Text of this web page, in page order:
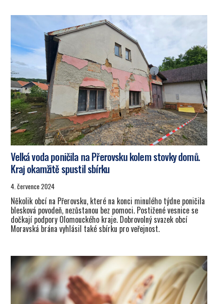
Velká voda poničila na Přerovsku kolem stovky domů.
Kraj okamžitě spustil sbírku
4. července 2024
Několik obcí na Přerovsku, které na konci minulého týdne poničila
blesková povodeň, nezůstanou bez pomoci. Postižené vesnice se
dočkají podpory Olomouckého kraje. Dobrovolný svazek obcí
Moravská brána vyhlásil také sbírku pro veřejnost.